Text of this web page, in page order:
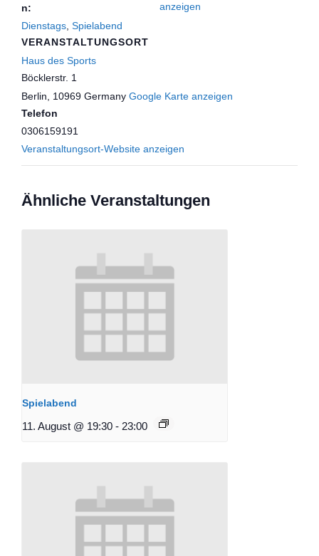
n:
Dienstags Spielabend
VERANSTALTUNGSORT
Haus des Sports
Böcklerstr. 1
Berlin
10969 Germany Google Karte anzeigen
Telefon
0306159191
Veranstaltungsort-Website anzeigen
anzeigen
Ähnliche Veranstaltungen
Spielabend
11. August @ 19:30 - 23:00